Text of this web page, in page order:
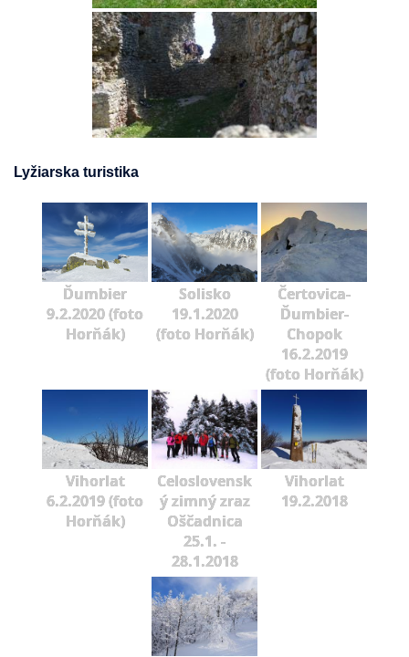
Lyžiarska turistika
Ďumbier
9.2.2020 (foto
Horňák)
Solisko
19.1.2020
(foto Horňák)
Čertovica-
Ďumbier-
Chopok
16.2.2019
(foto Horňák)
Vihorlat
6.2.2019 (foto
Horňák)
Celoslovensk
ý zimný zraz
Oščadnica
25.1. -
28.1.2018
Vihorlat
19.2.2018